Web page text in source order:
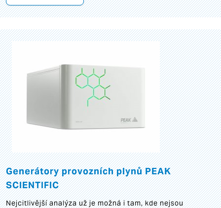
Generátory provozních plynů PEAK
SCIENTIFIC
Nejcitlivější analýza už je možná i tam, kde nejsou